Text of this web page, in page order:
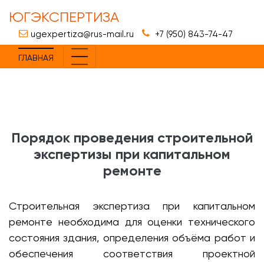
ЮГЭКСПЕРТИЗА
ugexpertiza@rus-mail.ru +7 (950) 843-74-47
ГЛАВНАЯ
Порядок проведения строительной
экспертизы при капитальном
ремонте
Строительная экспертиза при капитальном
ремонте необходима для оценки технического
состояния здания, определения объёма работ и
обеспечения соответствия проектной